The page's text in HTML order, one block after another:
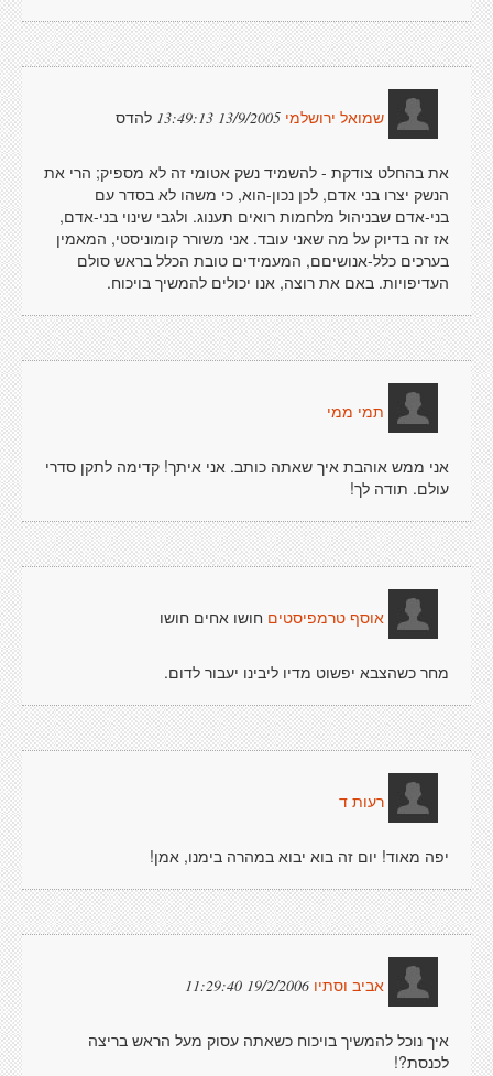
שמואל ירושלמי 13/9/2005 13:49:13 להדס
את בהחלט צודקת - להשמיד נשק אטומי זה לא מספיק; הרי את
הנשק יצרו בני אדם, לכן נכון-הוא, כי משהו לא בסדר עם
בני-אדם שבניהול מלחמות רואים תענוג. ולגבי שינוי בני-אדם,
אז זה בדיוק על מה שאני עובד. אני משורר קומוניסטי, המאמין
בערכים כלל-אנושיםם, המעמידים טובת הכלל בראש סולם
העדיפויות. באם את רוצה, אנו יכולים להמשיך בויכוח.
תמי ממי
אני ממש אוהבת איך שאתה כותב. אני איתך! קדימה לתקן סדרי
עולם. תודה לך!
אוסף טרמפיסטים חושו אחים חושו
מחר כשהצבא יפשוט מדיו ליבינו יעבור לדום.
רעות ד
יפה מאוד! יום זה בוא יבוא במהרה בימנו, אמן!
אביב וסתיו 19/2/2006 11:29:40
איך נוכל להמשיך בויכוח כשאתה עסוק מעל הראש בריצה
לכנסת?!